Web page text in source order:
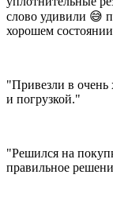
слово удивили 😅
хорошем
"Привезли в очень
и погрузкой."
"Решился на
правильное